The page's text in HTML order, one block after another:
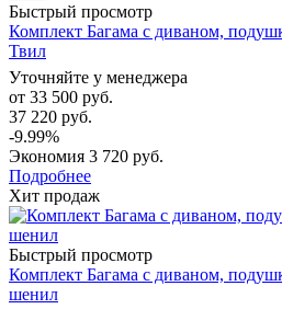
Быстрый просмотр
Комплект Багама с диваном,
Твил
Уточняйте у менеджера
от 33 500 руб.
37 220 руб.
-9.99%
Экономия 3 720 руб.
Подробнее
Хит продаж
Быстрый просмотр
Комплект Багама с диваном,
шенил